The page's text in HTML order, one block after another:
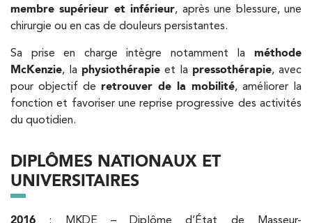
membre supérieur et inférieur, après une blessure, une
chirurgie ou en cas de douleurs persistantes.
Sa prise en charge intègre notamment la méthode
McKenzie, la physiothérapieet la pressothérapie, avec
pour objectif de retrouver de la mobilité, améliorer la
fonction et favoriser une reprise progressive des activités
du quotidien.
DIPLÔMES NATIONAUX ET
UNIVERSITAIRES
2016 : MKDE – Diplôme d’État de Masseur-
PRENDRE RDV
PRENDRE RDV
IK Paris 6 – Cassette
1 Rue Cassette 75006 Paris
01 42 84 06 95
PRENDRE RDV
Kinésithérapie